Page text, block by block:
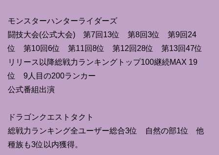
モンスターハンターライダーズ
闘技大会(公式大会) 第7回13位 第8回3位 第9回24
位 第10回6位 第11回8位 第12回28位 第13回47位
リリース以降総戦力ランキングトップ100継続MAX 19
位 9人目の200ランカー
公式番組出演
ドラゴンクエストタクト
総戦力ランキング全ユーザー総合3位 自然の部1位 他
種族も3位以内獲得。